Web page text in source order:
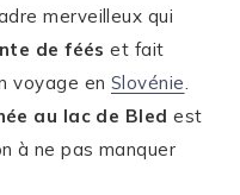
merveilleux qui
de féés et fait
voyage en Slovénie.
au lac de Bled est
à ne pas manquer